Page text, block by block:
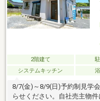
2階建て
システムキッチン
8/7(金)～8/9(日)予約制見学
らせください。自社売主物